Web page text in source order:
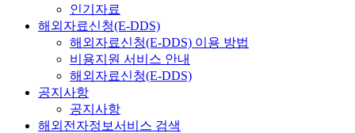
인기자료
해외자료신청(E-DDS)
해외자료신청(E-DDS) 이용 방법
비용지원 서비스 안내
해외자료신청(E-DDS)
공지사항
공지사항
해외전자정보서비스 검색